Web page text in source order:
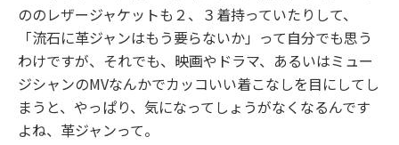
ののレザージャケットも２、３着持っていたりして、
「流石に革ジャンはもう要らないか」って自分でも思う
わけですが、それでも、映画やドラマ、あるいはミュー
ジシャンのMVなんかでカッコいい着こなしを目にしてし
まうと、やっぱり、気になってしょうがなくなるんです
よね、革ジャンって。